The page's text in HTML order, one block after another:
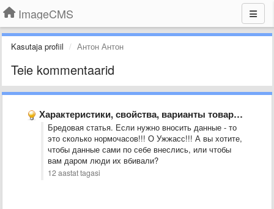
ImageCMS
Kasutaja profiil Антон Антон
Teie kommentaarid
Характеристики, свойства, варианты товаров - решение системной проблемы
Бредовая статья. Если нужно вносить данные - то
это сколько нормочасов!!! О Ужжасс!!! А вы хотите,
чтобы данные сами по себе внеслись, или чтобы
вам даром люди их вбивали?
12 aastat tagasi